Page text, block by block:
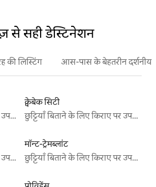
से सही डेस्टिनेशन
की लिस्टिंग आस-पास के बेहतरीन दर्शनीय
छुट्टियाँ बिताने के लिए किराए पर उपलब्ध जगहें
क्वेबेक सिटी
छुट्टियाँ बिताने के लिए किराए पर उपलब्ध जगहें
छुट्टियाँ बिताने के लिए किराए पर उपलब्ध जगहें
मॉन्ट-ट्रेमब्लांट
छुट्टियाँ बिताने के लिए किराए पर उपलब्ध जगहें